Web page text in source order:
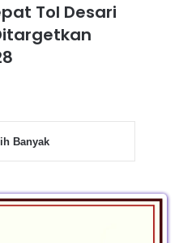
Tol Desari
Banyak